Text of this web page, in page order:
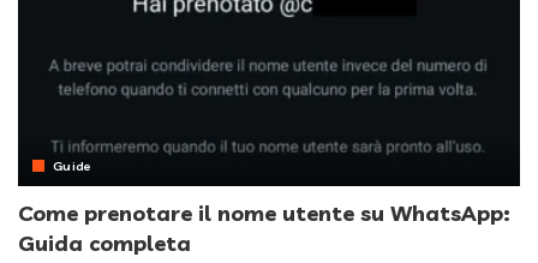
Guide
Come prenotare il nome utente su WhatsApp:
Guida completa